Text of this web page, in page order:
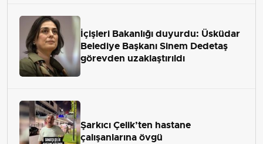
İçişleri Bakanlığı duyurdu: Üsküdar
Belediye Başkanı Sinem Dedetaş
görevden uzaklaştırıldı
Şarkıcı Çelik’ten hastane
çalışanlarına övgü